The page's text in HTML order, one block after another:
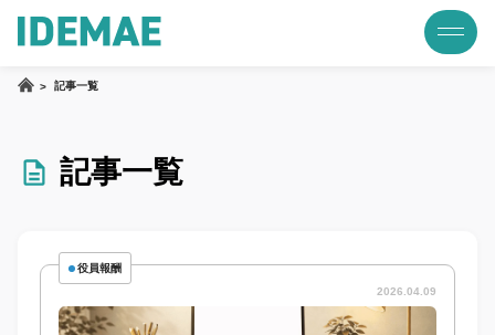
記事一覧
記事一覧
役員報酬
2026.04.09